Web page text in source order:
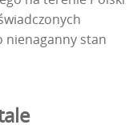
nienaganny stan